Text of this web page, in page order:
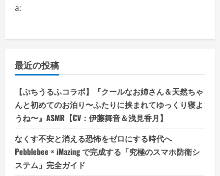
a:
最近の投稿
【ぷちうるふコラボ】『クールなお姉さん＆天然ちゃ
んと初めてのお泊り〜ふたりに挟まれてゆっくり寝よ
うね〜』ASMR【CV：伊藤舞音＆浅見香月】
なくす不安と消える恐怖をゼロにする時代へ
Pebblebee × iMazing で完成する「究極のスマホ防衛シ
ステム」完全ガイド